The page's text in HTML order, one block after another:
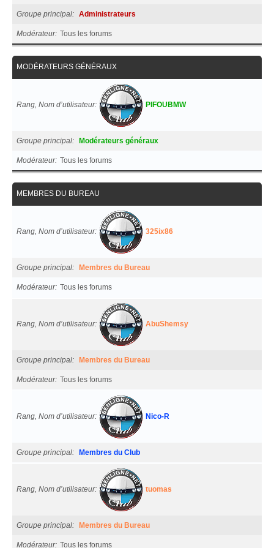
Groupe principal Administrateurs
Modérateur Tous les forums
MODÉRATEURS GÉNÉRAUX
Rang, Nom d’utilisateur PIFOUBMW
Groupe principal Modérateurs généraux
Modérateur Tous les forums
MEMBRES DU BUREAU
Rang, Nom d’utilisateur 325ix86
Groupe principal Membres du Bureau
Modérateur Tous les forums
Rang, Nom d’utilisateur AbuShemsy
Groupe principal Membres du Bureau
Modérateur Tous les forums
Rang, Nom d’utilisateur Nico-R
Groupe principal Membres du Club
Rang, Nom d’utilisateur tuomas
Groupe principal Membres du Bureau
Modérateur Tous les forums